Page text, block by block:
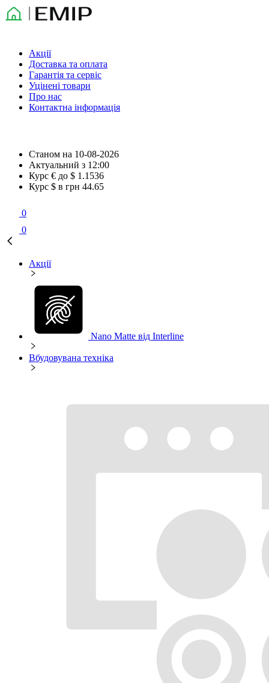
Акції
Доставка та оплата
Гарантія та сервіс
Уцінені товари
Про нас
Контактна інформація
Станом на 10-08-2026
Актуальний з 12:00
Курс € до $ 1.1536
Курс $ в грн 44.65
0
0
Акції
Nano Matte від Interline
Вбудовувана техніка